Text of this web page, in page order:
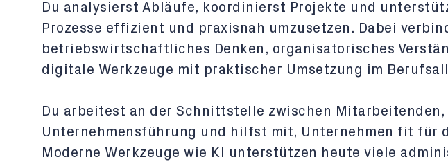
Du analysierst Abläufe, koordinierst Projekte und
Prozesse effizient und praxisnah umzusetzen. Dabei
betriebswirtschaftliches Denken, organisatorisches
digitale Werkzeuge mit praktischer Umsetzung im
Du arbeitest an der Schnittstelle zwischen Mitarbeitenden,
Unternehmensführung und hilfst mit, Unternehmen fit für
Moderne Werkzeuge wie KI unterstützen heute viele